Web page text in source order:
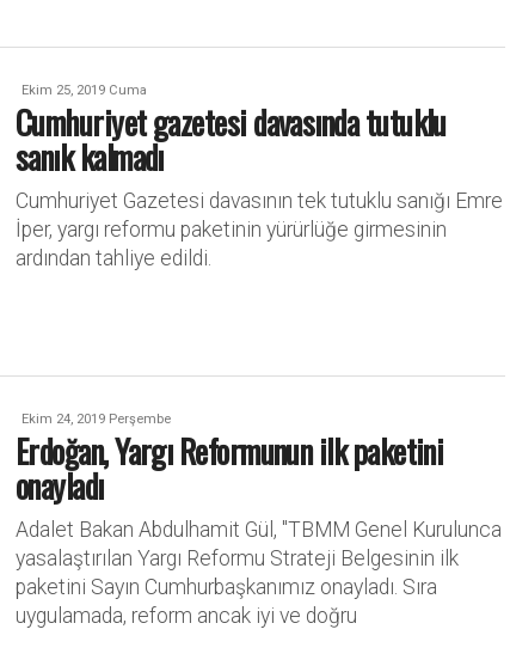
Ekim 25, 2019 Cuma
Cumhuriyet gazetesi davasında tutuklu
sanık kalmadı
Cumhuriyet Gazetesi davasının tek tutuklu sanığı Emre
İper, yargı reformu paketinin yürürlüğe girmesinin
ardından tahliye edildi.
Ekim 24, 2019 Perşembe
Erdoğan, Yargı Reformunun ilk paketini
onayladı
Adalet Bakan Abdulhamit Gül, "TBMM Genel Kurulunca
yasalaştırılan Yargı Reformu Strateji Belgesinin ilk
paketini Sayın Cumhurbaşkanımız onayladı. Sıra
uygulamada, reform ancak iyi ve doğru